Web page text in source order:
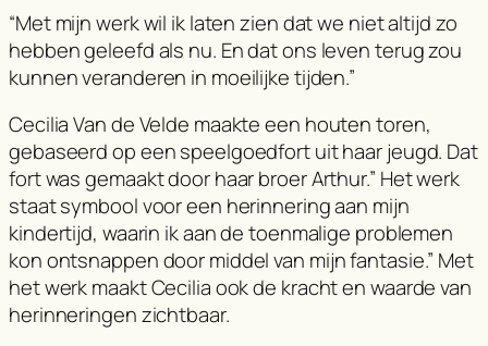
“Met mijn werk wil ik laten zien dat we niet altijd zo
hebben geleefd als nu. En dat ons leven terug zou
kunnen veranderen in moeilijke tijden.”
Cecilia Van de Velde maakte een houten toren,
gebaseerd op een speelgoedfort uit haar jeugd. Dat
fort was gemaakt door haar broer Arthur.” Het werk
staat symbool voor een herinnering aan mijn
kindertijd, waarin ik aan de toenmalige problemen
kon ontsnappen door middel van mijn fantasie.” Met
het werk maakt Cecilia ook de kracht en waarde van
herinneringen zichtbaar.